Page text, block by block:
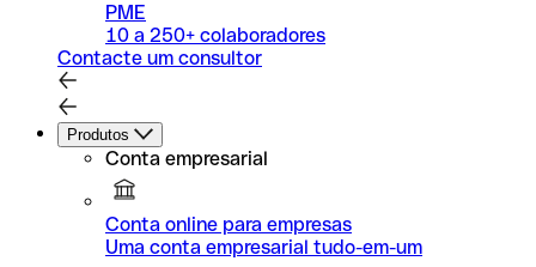
PME
10 a 250+ colaboradores
Contacte um consultor
Produtos
Conta empresarial
Conta online para empresas
Uma conta empresarial tudo-em-um